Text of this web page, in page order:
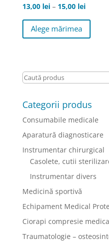
13,00 lei – 15,00 leiInterval
de
13,00 lei
15,00
Alege mărimea
Acest
are
fi
alese
în
Categorii produs
Consumabile medicale
Aparatură diagnosticare
Instrumentar chirurgical
Casolete, cutii
Instrumentar divers
Medicină sportivă
Echipament Medical
Ciorapi compresie
Traumatologie –